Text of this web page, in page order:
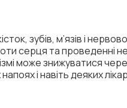
зубів, м’язів і
серця та проведенні
може знижуватися
і навіть деяких